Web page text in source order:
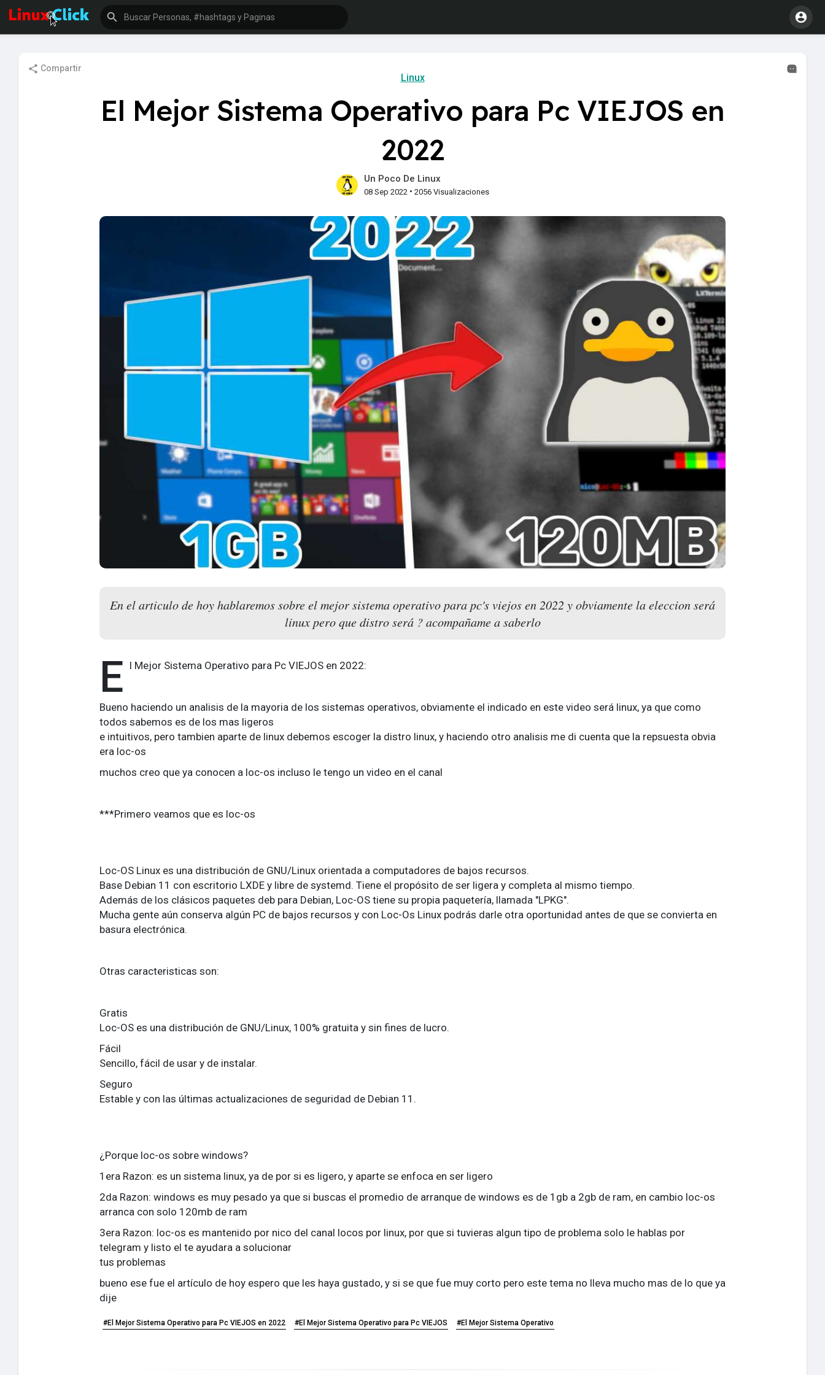
Compartir
Linux
El Mejor Sistema Operativo para Pc VIEJOS en
2022
Un Poco De Linux
08 Sep 2022 • 2056 Visualizaciones
En el articulo de hoy hablaremos sobre el mejor sistema operativo para pc's viejos en 2022 y obviamente la eleccion será
linux pero que distro será ? acompañame a saberlo
E l Mejor Sistema Operativo para Pc VIEJOS en 2022:
Bueno haciendo un analisis de la mayoria de los sistemas operativos, obviamente el indicado en este video será linux, ya que como
todos sabemos es de los mas ligeros
e intuitivos, pero tambien aparte de linux debemos escoger la distro linux, y haciendo otro analisis me di cuenta que la repsuesta obvia
era loc-os
muchos creo que ya conocen a loc-os incluso le tengo un video en el canal
***Primero veamos que es loc-os
Loc-OS Linux es una distribución de GNU/Linux orientada a computadores de bajos recursos.
Base Debian 11 con escritorio LXDE y libre de systemd. Tiene el propósito de ser ligera y completa al mismo tiempo.
Además de los clásicos paquetes deb para Debian, Loc-OS tiene su propia paquetería, llamada "LPKG".
Mucha gente aún conserva algún PC de bajos recursos y con Loc-Os Linux podrás darle otra oportunidad antes de que se convierta en
basura electrónica.
Otras caracteristicas son:
Gratis
Loc-OS es una distribución de GNU/Linux, 100% gratuita y sin fines de lucro.
Fácil
Sencillo, fácil de usar y de instalar.
Seguro
Estable y con las últimas actualizaciones de seguridad de Debian 11.
¿Porque loc-os sobre windows?
1era Razon: es un sistema linux, ya de por si es ligero, y aparte se enfoca en ser ligero
2da Razon: windows es muy pesado ya que si buscas el promedio de arranque de windows es de 1gb a 2gb de ram, en cambio loc-os
arranca con solo 120mb de ram
3era Razon: loc-os es mantenido por nico del canal locos por linux, por que si tuvieras algun tipo de problema solo le hablas por
telegram y listo el te ayudara a solucionar
tus problemas
bueno ese fue el artículo de hoy espero que les haya gustado, y si se que fue muy corto pero este tema no lleva mucho mas de lo que ya
dije
#El Mejor Sistema Operativo para Pc VIEJOS en 2022 #El Mejor Sistema Operativo para Pc VIEJOS #El Mejor Sistema Operativo